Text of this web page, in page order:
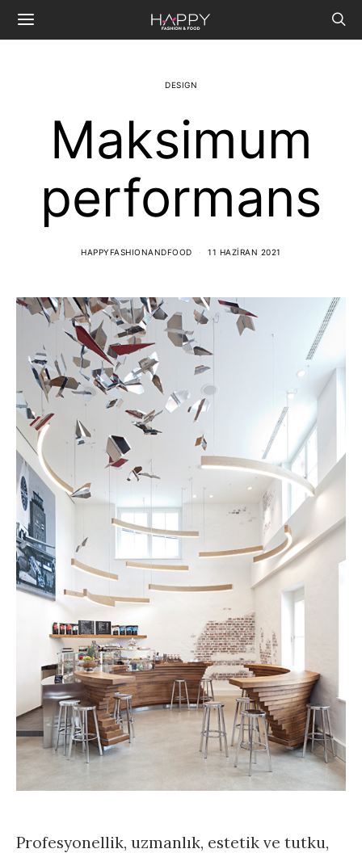
DESIGN
Maksimum
performans
HAPPYFASHIONANDFOOD 11 HAZIRAN 2021
Profesyonellik, uzmanlık, estetik ve tutku,